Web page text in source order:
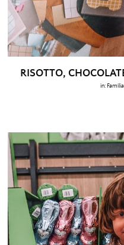
RISOTTO,
in: Família